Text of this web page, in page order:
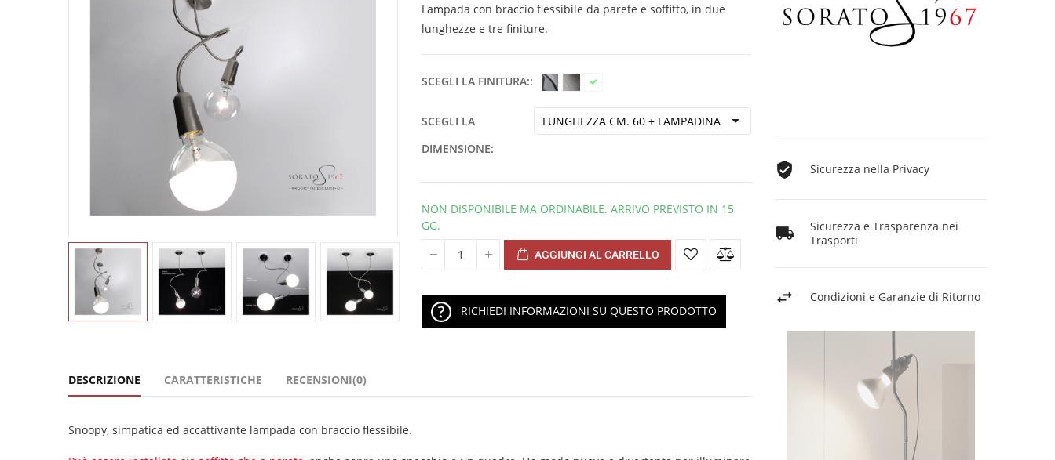
Lampada con braccio flessibile da parete e soffitto, in due
lunghezze e tre finiture.
SCEGLI LA FINITURA:
SCEGLI LA
DIMENSIONE
NON DISPONIBILE MA ORDINABILE. ARRIVO PREVISTO IN 15
GG.
AGGIUNGI AL CARRELLO
RICHIEDI INFORMAZIONI SU QUESTO PRODOTTO
DESCRIZIONE CARATTERISTICHE RECENSIONI(0)
Snoopy, simpatica ed accattivante lampada con braccio flessibile.
Sicurezza nella Privacy
Sicurezza e Trasparenza nei
Trasporti
Condizioni e Garanzie di Ritorno